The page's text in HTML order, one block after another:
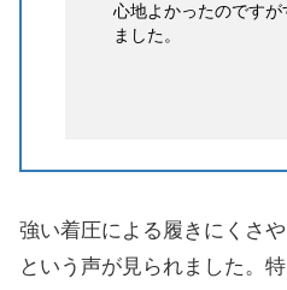
心地よかったのです
ました。
強い着圧による履きにくさ
という声が見られました。特